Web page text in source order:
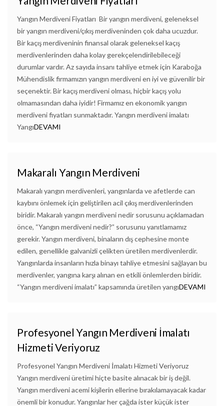
Yangın Merdiveni Fiyatları Bir yangın merdiveni, geleneksel
bir yangın merdiveni/çıkış merdiveninden çok daha ucuzdur.
Bir kaçış merdiveninin finansal olarak geleneksel kaçış
merdivenlerinden daha kolay gerekçelendirilebileceği
durumlar vardır. Az sayıda insanı tahliye etmek için Karaboğa
Mühendislik firmamızın yangın merdiveni en iyi ve güvenilir bir
seçenektir. Bir kaçış merdiveni olması, hiçbir kaçış yolu
olmamasından daha iyidir! Firmamız en ekonomik yangın
merdiveni fiyatları sunmaktadır. Yangın merdiveni imalatı
YangıDEVAMI
Makaralı Yangın Merdiveni
Makaralı yangın merdivenleri, yangınlarda ve afetlerde can
kaybını önlemek için geliştirilen acil çıkış merdivenlerinden
biridir. Makaralı yangın merdiveni nedir sorusunu açıklamadan
önce, “Yangın merdiveni nedir?” sorusunu yanıtlamamız
gerekir. Yangın merdiveni, binaların dış cephesine monte
edilen, genellikle galvanizli çelikten üretilen merdivenlerdir.
Yangınlarda insanların hızla binayı tahliye etmesini sağlayan bu
merdivenler, yangına karşı alınan en etkili önlemlerden biridir.
“Yangın merdiveni imalatı” kapsamında üretilen yangıDEVAMI
Profesyonel Yangın Merdiveni İmalatı
Hizmeti Veriyoruz
Profesyonel Yangın Merdiveni İmalatı Hizmeti Veriyoruz
Yangın merdiveni üretimi hiçte basite alınacak bir iş değil.
Yangın merdiveni acemi kişilerin ellerine bırakılamayacak kadar
önemli bir konudur. Yangınlar her çağda ister küçük ister